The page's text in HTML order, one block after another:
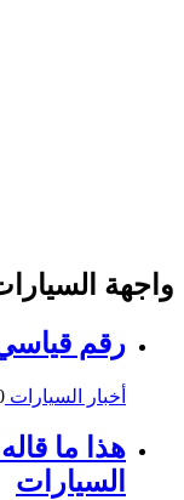
واجهة
رقم قياسي
أخبار السيارات
هذا ما
السيارات